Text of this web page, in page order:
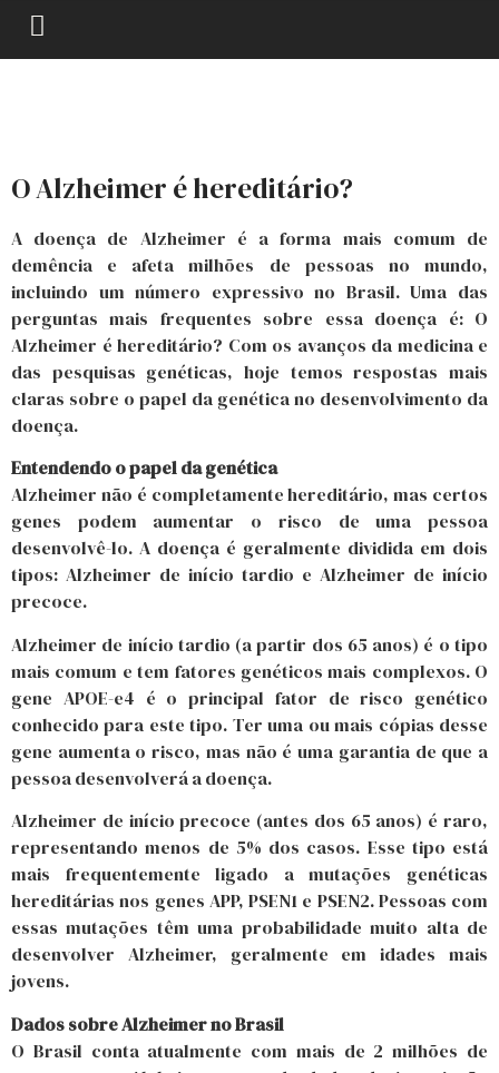
O Alzheimer é hereditário?
A doença de Alzheimer é a forma mais comum de
demência e afeta milhões de pessoas no mundo,
incluindo um número expressivo no Brasil. Uma das
perguntas mais frequentes sobre essa doença é: O
Alzheimer é hereditário? Com os avanços da medicina e
das pesquisas genéticas, hoje temos respostas mais
claras sobre o papel da genética no desenvolvimento da
doença.
Entendendo o papel da genética
Alzheimer não é completamente hereditário, mas certos
genes podem aumentar o risco de uma pessoa
desenvolvê-lo. A doença é geralmente dividida em dois
tipos: Alzheimer de início tardio e Alzheimer de início
precoce.
Alzheimer de início tardio (a partir dos 65 anos) é o tipo
mais comum e tem fatores genéticos mais complexos. O
gene APOE-e4 é o principal fator de risco genético
conhecido para este tipo. Ter uma ou mais cópias desse
gene aumenta o risco, mas não é uma garantia de que a
pessoa desenvolverá a doença.
Alzheimer de início precoce (antes dos 65 anos) é raro,
representando menos de 5% dos casos. Esse tipo está
mais frequentemente ligado a mutações genéticas
hereditárias nos genes APP, PSEN1 e PSEN2. Pessoas com
essas mutações têm uma probabilidade muito alta de
desenvolver Alzheimer, geralmente em idades mais
jovens.
Dados sobre Alzheimer no Brasil
O Brasil conta atualmente com mais de 2 milhões de